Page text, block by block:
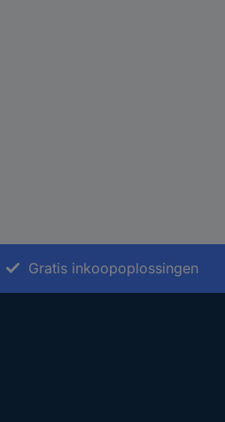
Gratis inkoopoplossingen